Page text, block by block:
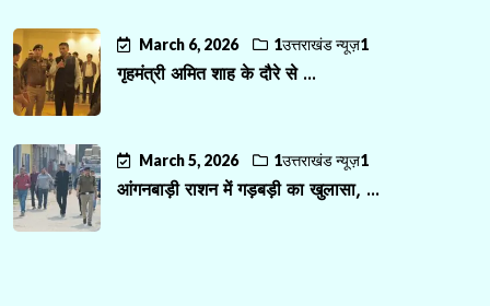
March 6, 2026 1उत्तराखंड न्यूज़1
गृहमंत्री अमित शाह के दौरे से ...
March 5, 2026 1उत्तराखंड न्यूज़1
आंगनबाड़ी राशन में गड़बड़ी का खुलासा, ...